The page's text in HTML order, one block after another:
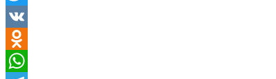
Twitter
VK
Odnoklassniki